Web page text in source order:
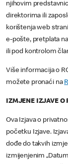
njihovim
direktorima ili
korištenja web
e-pošte, pretplata
ili pod kontrolom
Više informacija o
možete pronaći na
IZMJENE IZJAVE O
Ova Izjava o
početku Izjave.
dođe do takvih
izmijenjenim